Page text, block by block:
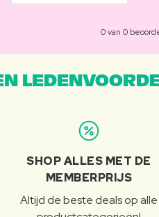
0 van 0
SHOP ALLES MET DE
MEMBERPRIJS
Altijd de beste deals op alle